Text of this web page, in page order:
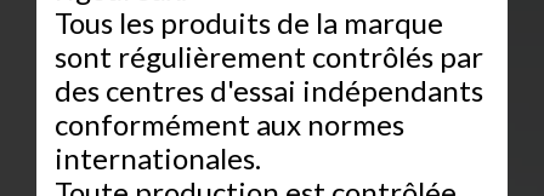
Tous les produits de la marque
sont régulièrement contrôlés par
des centres d'essai indépendants
conformément aux normes
internationales.